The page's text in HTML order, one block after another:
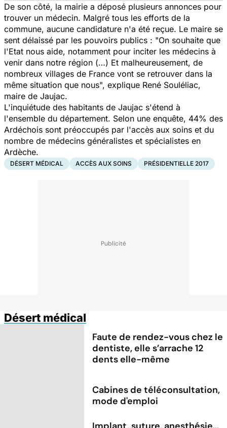
De son côté, la mairie a déposé plusieurs annonces pour
trouver un médecin. Malgré tous les efforts de la
commune, aucune candidature n'a été reçue. Le maire se
sent délaissé par les pouvoirs publics : "On souhaite que
l'Etat nous aide, notamment pour inciter les médecins à
venir dans notre région (…) Et malheureusement, de
nombreux villages de France vont se retrouver dans la
même situation que nous", explique René Souléliac,
maire de Jaujac.
L'inquiétude des habitants de Jaujac s'étend à
l'ensemble du département. Selon une enquête, 44% des
Ardéchois sont préoccupés par l'accès aux soins et du
nombre de médecins généralistes et spécialistes en
Ardèche.
DÉSERT MÉDICAL ACCÈS AUX SOINS PRÉSIDENTIELLE 2017
Désert médical
Faute de rendez-vous chez le
dentiste, elle s’arrache 12
dents elle-même
Cabines de téléconsultation,
mode d'emploi